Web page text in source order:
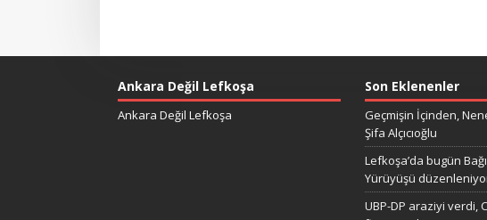
Ankara Değil Lefkoşa
Ankara Değil Lefkoşa
Son Eklenenler
Geçmişin İçinden,
Şifa Alçıcıoğlu
Lefkoşa’da bugün
Yürüyüşü
UBP-DP araziyi verdi,